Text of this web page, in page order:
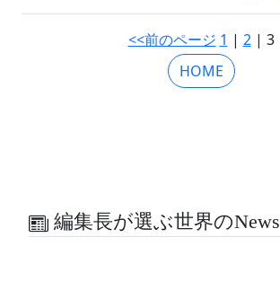
<<前のページ 1 | 2| 3
HOME
編集長が選ぶ世界のNews